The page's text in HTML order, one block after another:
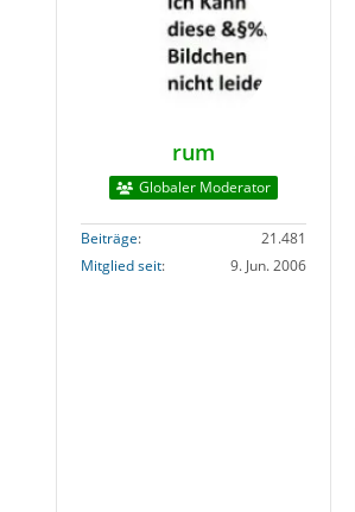
rum
Globaler Moderator
Beiträge
21.481
Mitglied seit
9. Jun. 2006